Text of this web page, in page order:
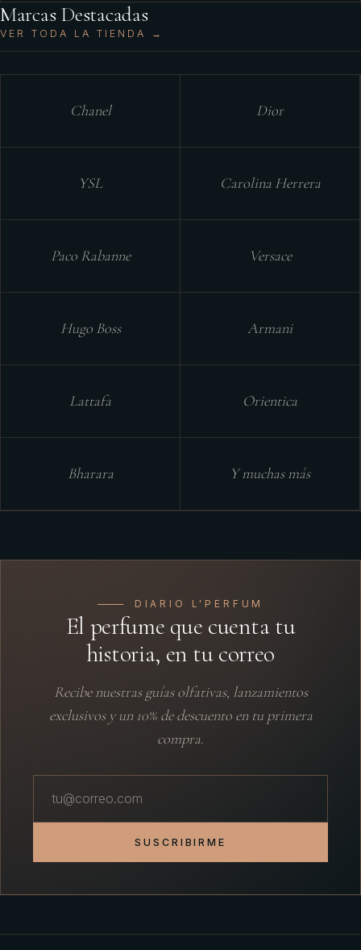
Marcas Destacadas
VER TODA LA TIENDA →
Chanel Dior
YSL Carolina Herrera
Paco Rabanne Versace
Hugo Boss Armani
Lattafa Orientica
Bharara Y muchas más
DIARIO L'PERFUM
El perfume que cuenta tu
historia, en tu correo
Recibe nuestras guías olfativas, lanzamientos
exclusivos y un 10% de descuento en tu primera
compra.
SUSCRIBIRME